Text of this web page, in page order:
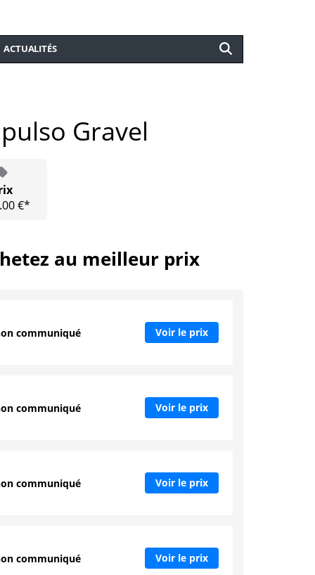
ACTUALITÉS
Gravel
€*
au meilleur prix
communiqué Voir le prix
communiqué Voir le prix
communiqué Voir le prix
communiqué Voir le prix